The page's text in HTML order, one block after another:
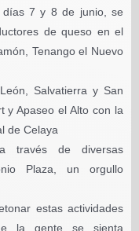
días 7 y 8 de junio, se
de queso en el
Tenango el Nuevo
Salvatierra y San
y Apaseo el Alto con la
de Celaya
través de diversas
Plaza, un orgullo
estas actividades
la gente se sienta